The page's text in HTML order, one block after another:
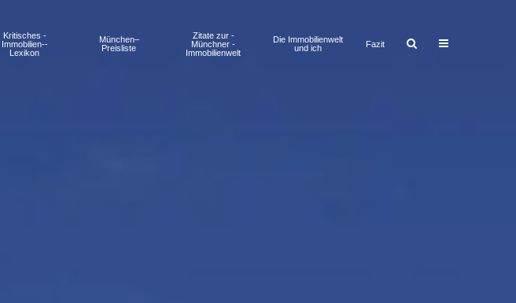
Kritisches ­
Immobilien-­
Lexikon
München–
Preisliste
Zitate zur ­
Münchner ­
Immobilienwelt
Die Immobilienwelt
und ich
Fazit